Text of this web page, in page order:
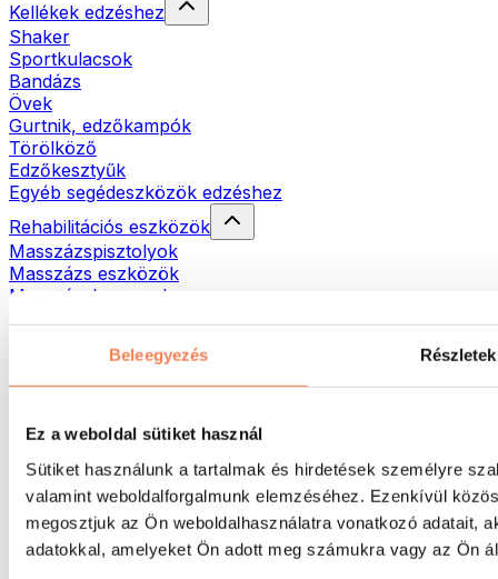
Beleegyezés Részletek
Ez a weboldal sütiket használ
Sütiket használunk a tartalmak és hirdetések személyre
valamint weboldalforgalmunk elemzéséhez. Ezenkívül
megosztjuk az Ön weboldalhasználatra vonatkozó adatait,
adatokkal, amelyeket Ön adott meg számukra vagy az Ön
Kellékek edzéshez
Shaker
Sportkulacsok
Bandázs
Övek
Gurtnik, edzőkampók
Törölköző
Edzőkesztyűk
Egyéb segédeszközök edzéshez
Rehabilitációs eszközök
Masszázspisztolyok
Masszázs eszközök
Masszázshengerek
Táskák & hátizsákok
Hátizsákok
Futás
Küzdősportok
Kerékpározás
Jóga és pilates